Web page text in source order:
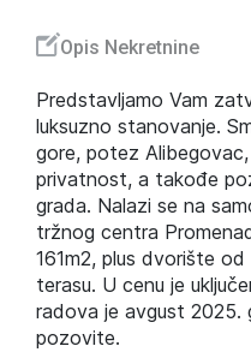
Opis Nekretnine
Predstavljamo Vam
luksuzno stanovanje.
gore, potez
privatnost, a takođe
grada. Nalazi se na
tržnog centra
161m2, plus dvorište
terasu. U cenu je
radova je avgust 2025.
pozovite.